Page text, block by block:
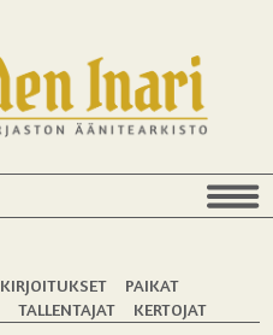
KIRJOITUKSET
PAIKAT
TALLENTAJAT KERTOJAT